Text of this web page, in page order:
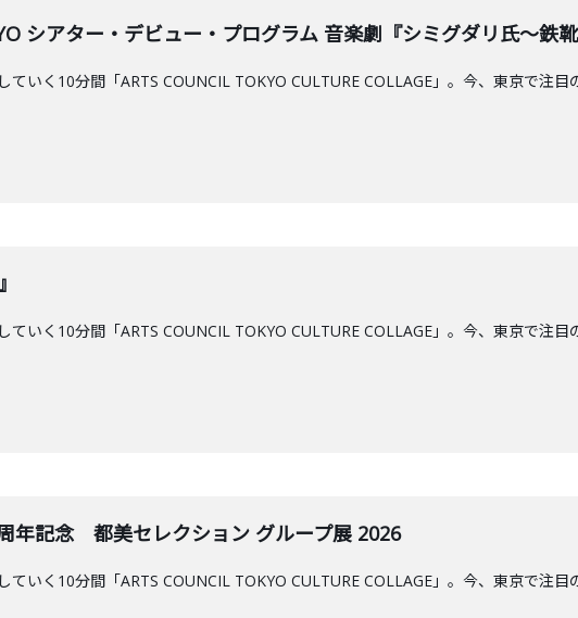
シアター・デビュー・プログラム 音楽劇『シミグダリ氏〜鉄
ていく10分間「ARTS COUNCIL TOKYO CULTURE COLLAGE」。今、東京で注
ていく10分間「ARTS COUNCIL TOKYO CULTURE COLLAGE」。今、東京で注
年記念 都美セレクション グループ展 2026
ていく10分間「ARTS COUNCIL TOKYO CULTURE COLLAGE」。今、東京で注